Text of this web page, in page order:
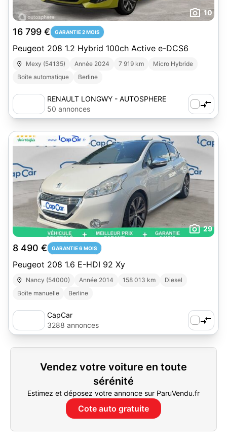
10
16 799 € GARANTIE 2 MOIS
Peugeot 208 1.2 Hybrid 100ch Active e-DCS6
Mexy (54135) Année 2024 7 919 km
Micro Hybride
Boîte automatique
Berline
RENAULT LONGWY - AUTOSPHERE
50 annonces
29
8 490 € GARANTIE 6 MOIS
Peugeot 208 1.6 E-HDI 92 Xy
Nancy (54000) Année 2014 158 013 km
Diesel
Boîte manuelle
Berline
CapCar
3288 annonces
Vendez votre voiture en toute
sérénité
Estimez et déposez votre annonce sur ParuVendu.fr
Cote auto gratuite